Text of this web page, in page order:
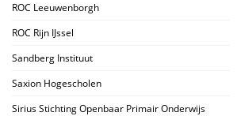
ROC Leeuwenborgh
ROC Rijn IJssel
Sandberg Instituut
Saxion Hogescholen
Sirius Stichting Openbaar Primair Onderwijs